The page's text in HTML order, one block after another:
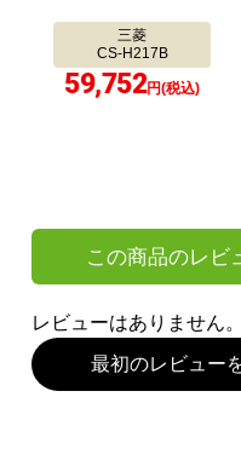
三菱
CS-H217B
59,752円(税込)
この商品のレビ
レビューはありません。
最初のレビュー